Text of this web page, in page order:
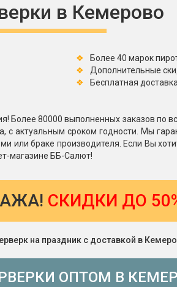
огни большие
в торт (холодные)
сценические (холодные)
шары
в Кемерово
Более 40 марок
Дополнительные
Бесплатная
Более 80000 выполненных заказов по
с актуальным сроком годности. Мы
или браке производителя. Если Вы
магазине ББ-Салют!
СКИДКИ ДО
на праздник с доставкой в
ОПТОМ В